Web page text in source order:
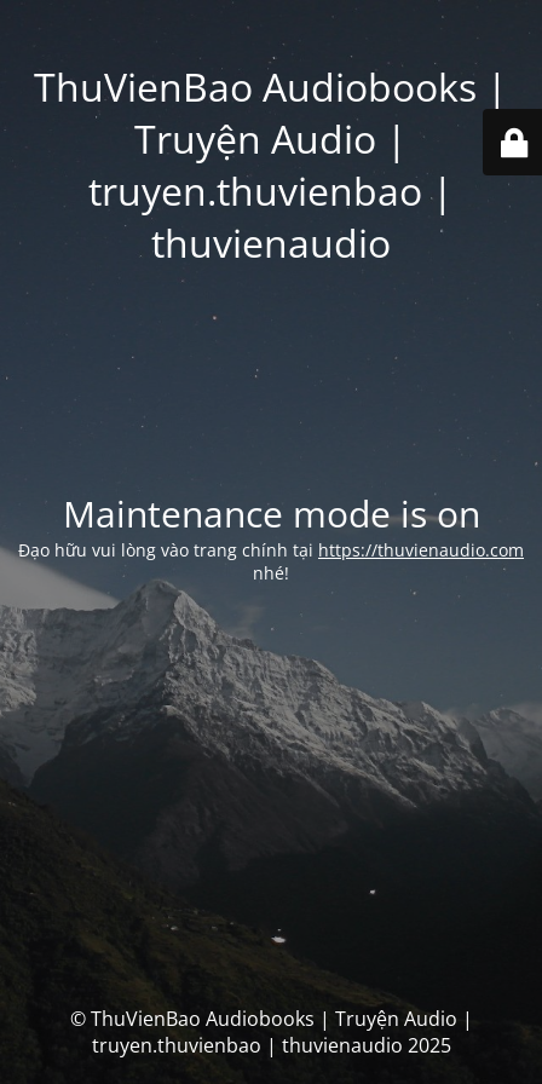
ThuVienBao Audiobooks |
Truyện Audio |
truyen.thuvienbao |
thuvienaudio
Maintenance mode is on
Đạo hữu vui lòng vào trang chính tại https://thuvienaudio.com
nhé!
© ThuVienBao Audiobooks | Truyện Audio |
truyen.thuvienbao | thuvienaudio 2025